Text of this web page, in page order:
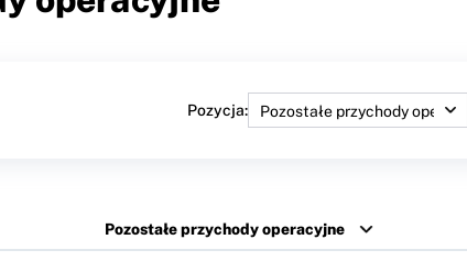
Pozycja:
Pozostałe przychody operacyjne